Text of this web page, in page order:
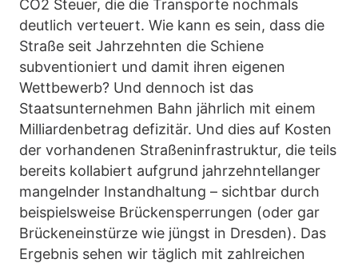
CO2 Steuer, die die Transporte nochmals
deutlich verteuert. Wie kann es sein, dass die
Straße seit Jahrzehnten die Schiene
subventioniert und damit ihren eigenen
Wettbewerb? Und dennoch ist das
Staatsunternehmen Bahn jährlich mit einem
Milliardenbetrag defizitär. Und dies auf Kosten
der vorhandenen Straßeninfrastruktur, die teils
bereits kollabiert aufgrund jahrzehntellanger
mangelnder Instandhaltung – sichtbar durch
beispielsweise Brückensperrungen (oder gar
Brückeneinstürze wie jüngst in Dresden). Das
Ergebnis sehen wir täglich mit zahlreichen